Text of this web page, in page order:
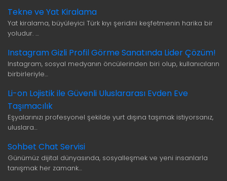
Tekne ve Yat Kiralama
Yat kiralama, büyüleyici Türk kıyı şeridini keşfetmenin harika bir
yoludur. …
Instagram Gizli Profil Görme Sanatında Lider Çözüm!
Instagram, sosyal medyanın öncülerinden biri olup, kullanıcıların
birbirleriyle…
Li-on Lojistik ile Güvenli Uluslararası Evden Eve
Taşımacılık
Eşyalarınızı profesyonel şekilde yurt dışına taşımak istiyorsanız,
uluslara…
Sohbet Chat Servisi
Günümüz dijital dünyasında, sosyalleşmek ve yeni insanlarla
tanışmak her zamank…